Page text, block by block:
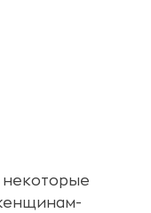
некоторые